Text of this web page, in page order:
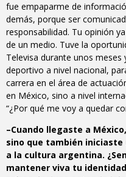
fue empaparme de
demás, porque ser
responsabilidad. Tu opinión
de un medio. Tuve la
Televisa durante unos
deportivo a nivel nacional,
carrera en el área de
en México, sino a nivel
“¿Por qué me voy a quedar
–Cuando llegaste a
sino que también
a la cultura argentina.
mantener viva tu